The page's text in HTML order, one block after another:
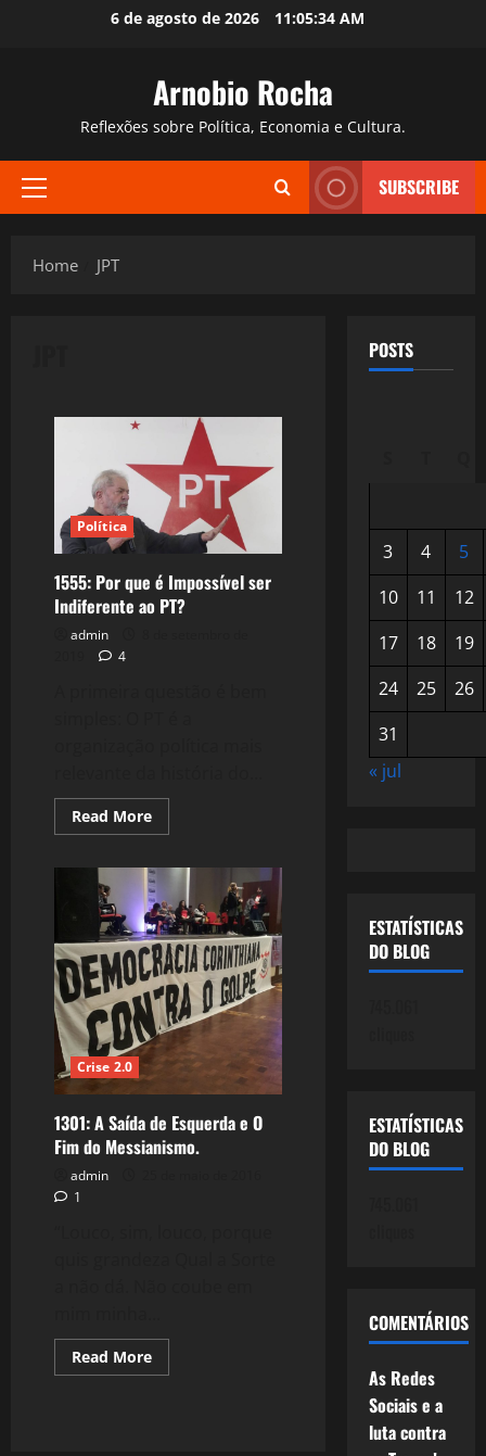
6 de agosto de 2026 11:05:35 AM
Arnobio Rocha
Reflexões sobre Política, Economia e Cultura.
Primary
SUBSCRIBE
Home JPT
Política
1555: Por que é Impossível ser
Indiferente ao PT?
admin
4
Read MoreRead
more
Por
que
é
Impossível
ser
Indiferente
ao
PT?
Crise 2.0
1301: A Saída de Esquerda e O
Fim do Messianismo.
admin
1
Read MoreRead
more
POSTS
3 4
5
10
11
12
17
18
19
24
25
26
31
« jul
ESTATÍSTICAS
DO BLOG
ESTATÍSTICAS
DO BLOG
COMENTÁRIOS
As Redes
Sociais e a
luta contra